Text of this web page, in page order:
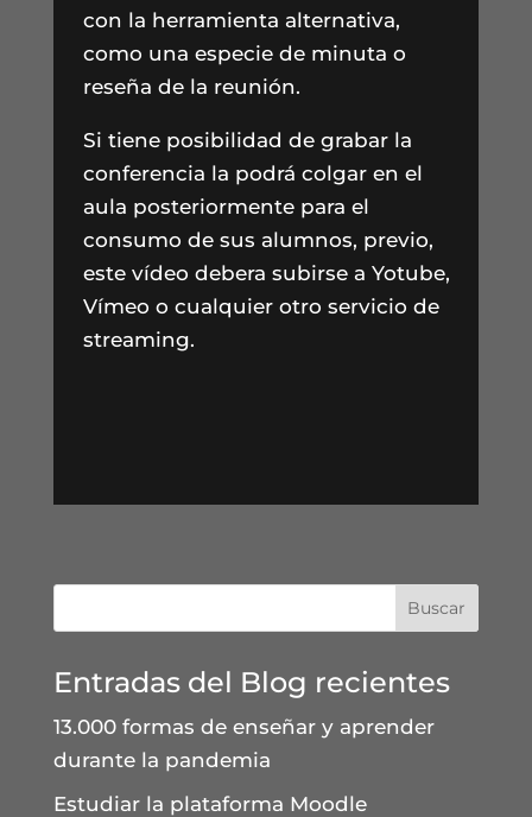
con la herramienta alternativa,
como una especie de minuta o
reseña de la reunión.
Si tiene posibilidad de grabar la
conferencia la podrá colgar en el
aula posteriormente para el
consumo de sus alumnos, previo,
este vídeo debera subirse a Yotube,
Vímeo o cualquier otro servicio de
streaming.
Entradas del Blog recientes
13.000 formas de enseñar y aprender
durante la pandemia
Estudiar la plataforma Moodle